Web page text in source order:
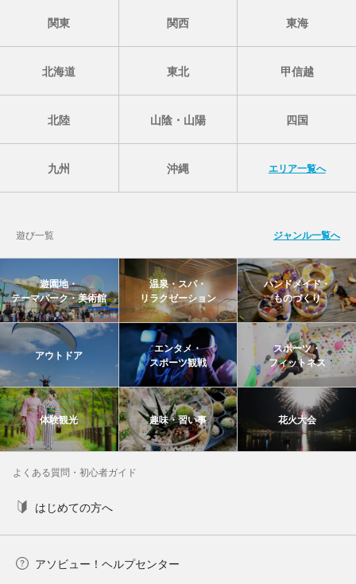
関東 関西 東海
北海道 東北 甲信越
北陸 山陰・山陽 四国
九州 沖縄 エリア一覧へ
遊び一覧 ジャンル一覧へ
遊園地・
テーマパーク・美術館
温泉・スパ・
リラクゼーション
ハンドメイド・
ものづくり
アウトドア
エンタメ・
スポーツ観戦
スポーツ・
フィットネス
体験観光 趣味・習い事 花火大会
よくある質問・初心者ガイド
はじめての方へ
アソビュー！ヘルプセンター